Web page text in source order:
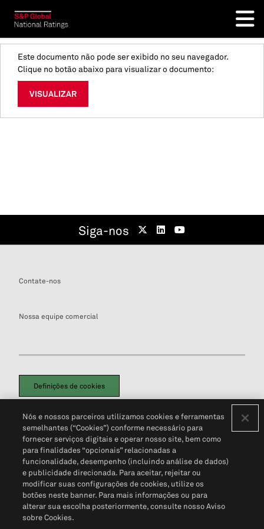
Este documento não pode ser exibido no seu navegador.
Clique no botão abaixo para visualizar o documento:
VISUALIZAR
Siga-nos
Contate-nos
Nossa equipe comercial
Definições de cookies
Política de PrivacidadePortal de privacidade do cliente (em inglês)
Não Venda Minhas Informações Pessoais© 2026 S&P Global
Nós e nossos parceiros utilizamos cookies e ferramentas
semelhantes (“Cookies”) conforme necessário para
fornecer serviços digitais e operar nosso site, bem como
para finalidades “opcionais” relacionadas a
funcionalidade, desempenho (incluindo análise de dados)
e publicidade direcionada. Para aceitar, rejeitar ou
modificar suas configurações de cookies, utilize os
botões neste banner. Para mais informações ou para
alterar sua escolha posteriormente, consulte nosso Aviso
sobre Cookies.